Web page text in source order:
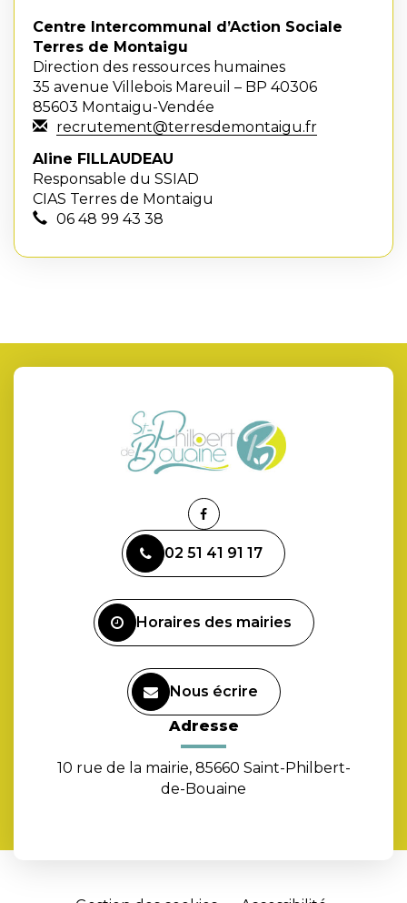
Centre Intercommunal d’Action Sociale
Terres de Montaigu
Direction des ressources humaines
35 avenue Villebois Mareuil – BP 40306
85603 Montaigu-Vendée
recrutement@terresdemontaigu.fr
Aline FILLAUDEAU
Responsable du SSIAD
CIAS Terres de Montaigu
06 48 99 43 38
Lien
le
compte
02 51 41 91 17
Horaires des mairies
Nous écrire
Adresse
10 rue de la mairie, 85660 Saint-Philbert-
de-Bouaine